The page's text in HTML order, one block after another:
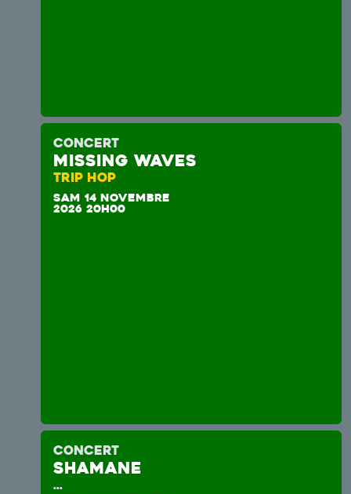
CONCERT
MISSING WAVES
TRIP HOP
SAM 14 NOVEMBRE
2026 20H00
CONCERT
SHAMANE
...